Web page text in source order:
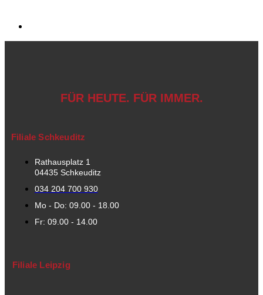
FÜR HEUTE. FÜR IMMER.
Filiale Schkeuditz
Rathausplatz 1
04435 Schkeuditz
034 204 700 930
Mo - Do: 09.00 - 18.00
Fr: 09.00 - 14.00
Filiale Leipzig